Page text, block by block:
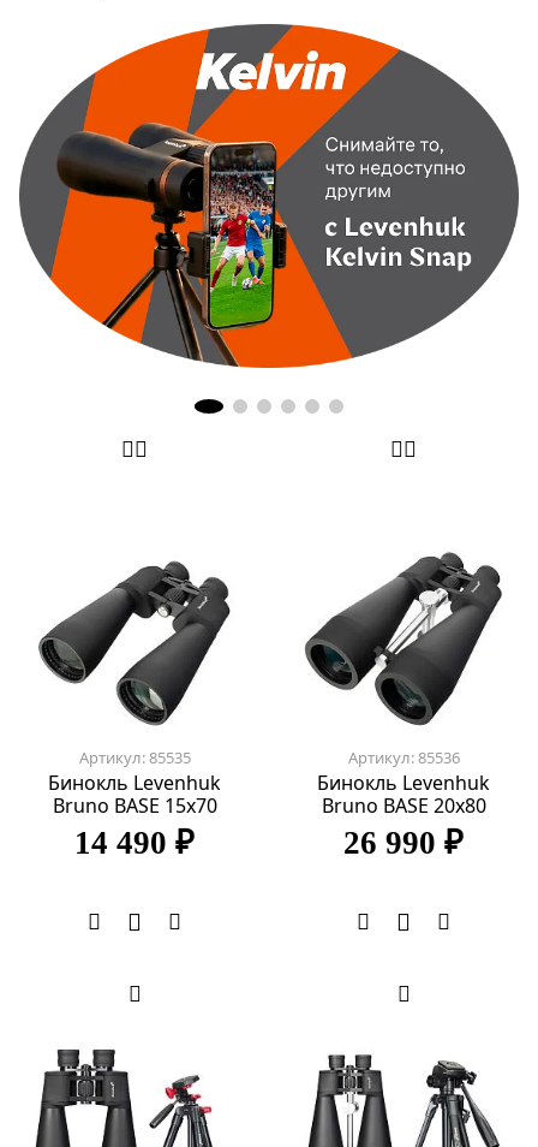
Артикул: 85535
Бинокль Levenhuk
Bruno BASE 15x70
14 490 ₽
Артикул: 85536
Бинокль Levenhuk
Bruno BASE 20x80
26 990 ₽